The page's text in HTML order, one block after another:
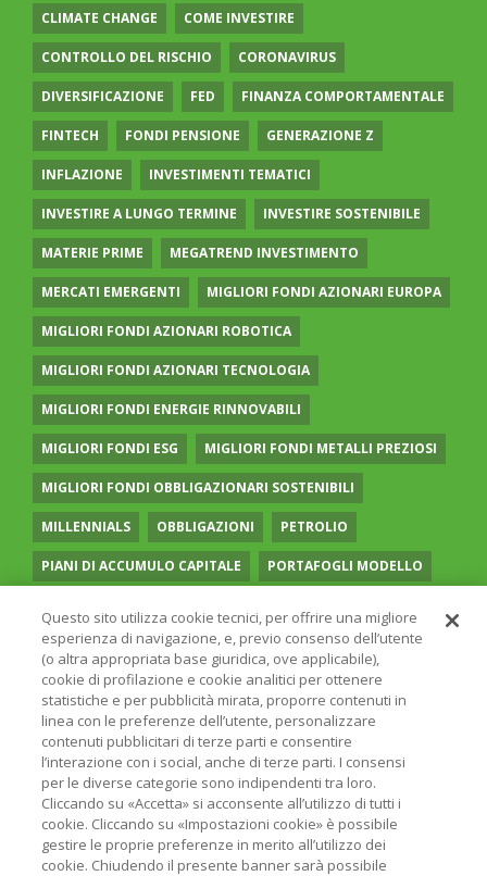
CLIMATE CHANGE COME INVESTIRE
CONTROLLO DEL RISCHIO CORONAVIRUS
DIVERSIFICAZIONE FED FINANZA COMPORTAMENTALE
FINTECH FONDI PENSIONE GENERAZIONE Z
INFLAZIONE INVESTIMENTI TEMATICI
INVESTIRE A LUNGO TERMINE INVESTIRE SOSTENIBILE
MATERIE PRIME MEGATREND INVESTIMENTO
MERCATI EMERGENTI MIGLIORI FONDI AZIONARI EUROPA
MIGLIORI FONDI AZIONARI ROBOTICA
MIGLIORI FONDI AZIONARI TECNOLOGIA
MIGLIORI FONDI ENERGIE RINNOVABILI
MIGLIORI FONDI ESG MIGLIORI FONDI METALLI PREZIOSI
MIGLIORI FONDI OBBLIGAZIONARI SOSTENIBILI
MILLENNIALS OBBLIGAZIONI PETROLIO
PIANI DI ACCUMULO CAPITALE PORTAFOGLI MODELLO
RISPARMIO GESTITO SOCIAL MEDIA STILE VALUE
TASSI UGUAGLIANZA DI GENERE VOLATILITÀ
© 2026 ONLINE SIM - ONLINE SIM È UNA SOCIETÀ DEL
GRUPPO BANCARIOERSEL - P.IVA 12927410154
PRIVACY POLICY
COOKIE INFORMAZIONI LEGALI
Questo sito utilizza cookie tecnici, per offrire una migliore
esperienza di navigazione, e, previo consenso dell’utente
(o altra appropriata base giuridica, ove applicabile),
cookie di profilazione e cookie analitici per ottenere
statistiche e per pubblicità mirata, proporre contenuti in
linea con le preferenze dell’utente, personalizzare
contenuti pubblicitari di terze parti e consentire
l’interazione con i social, anche di terze parti. I consensi
per le diverse categorie sono indipendenti tra loro.
Cliccando su «Accetta» si acconsente all’utilizzo di tutti i
cookie. Cliccando su «Impostazioni cookie» è possibile
gestire le proprie preferenze in merito all’utilizzo dei
cookie. Chiudendo il presente banner sarà possibile